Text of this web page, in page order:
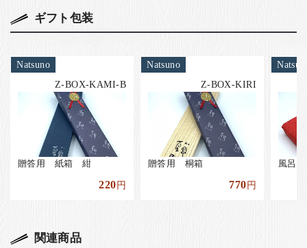
ギフト包装
Natsuno
Z-BOX-KAMI-B
贈答用 紙箱 紺
220円
Natsuno
Z-BOX-KIRI
贈答用 桐箱
770円
風呂
関連商品